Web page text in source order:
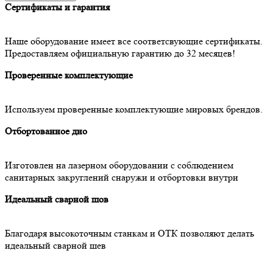
Сертификаты и гарантия
Наше оборудование имеет все соответсвующие сертификаты.
Предоставляем официальную гарантию до 32 месяцев!
Проверенные комплектующие
Используем проверенные комплектующие мировых брендов.
Отбортованное дно
Изготовлен на лазерном оборудовании с соблюдением
санитарных закруглений снаружи и отбортовки внутри
Идеальный сварной шов
Благодаря высокоточным станкам и ОТК позволяют делать
идеальный сварной шев